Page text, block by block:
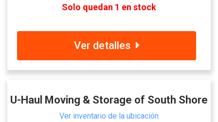
Solo quedan 1 en stock
Ver detalles
U-Haul Moving & Storage of South Shore
Ver inventario de la ubicación